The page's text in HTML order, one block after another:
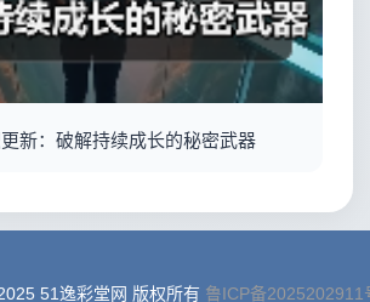
新：破解持续成长的秘密武器
51逸彩堂网 版权所有 鲁ICP备2025202911